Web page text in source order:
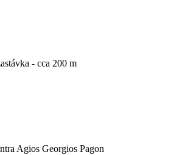
- cca 200 m
Agios Georgios Pagon